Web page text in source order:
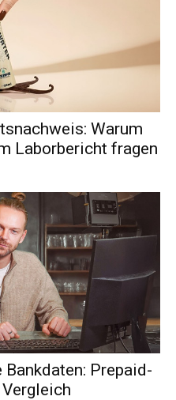
Warum
Laborbericht fragen
Bankdaten: Prepaid-